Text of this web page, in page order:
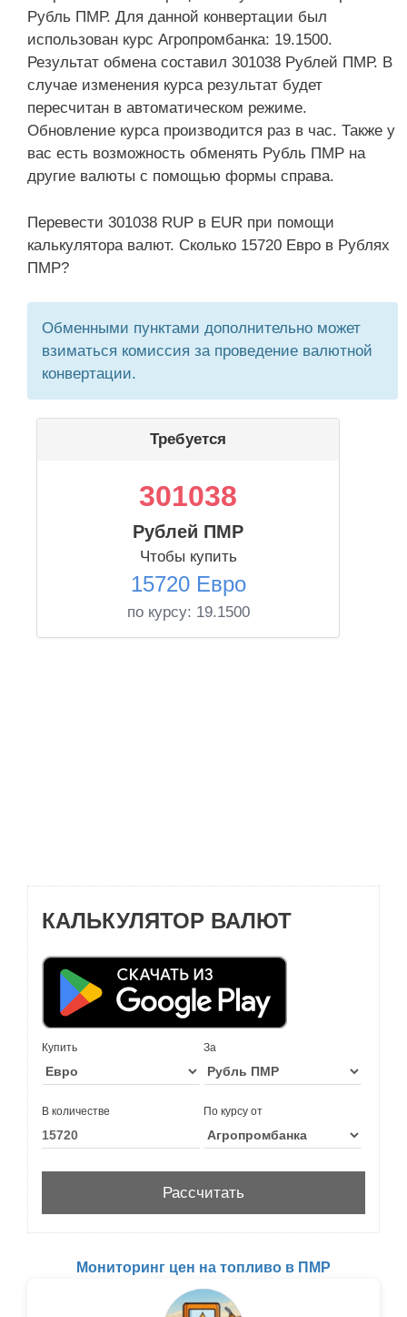
Рубль ПМР. Для данной конвертации был
использован курс Агропромбанка: 19.1500.
Результат обмена составил 301038 Рублей ПМР. В
случае изменения курса результат будет
пересчитан в автоматическом режиме.
Обновление курса производится раз в час. Также у
вас есть возможность обменять Рубль ПМР на
другие валюты с помощью формы справа.
Перевести 301038 RUP в EUR при помощи
калькулятора валют. Сколько 15720 Евро в Рублях
ПМР?
Обменными пунктами дополнительно может
взиматься комиссия за проведение валютной
конвертации.
Требуется
301038
Рублей ПМР
Чтобы купить
15720 Евро
по курсу: 19.1500
КАЛЬКУЛЯТОР ВАЛЮТ
Купить За
В количестве По курсу от
Мониторинг цен на топливо в ПМР